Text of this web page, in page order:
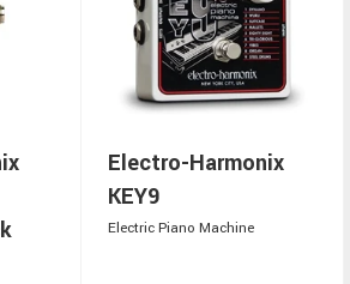
Electro-Harmonix
KEY9
Electric Piano Machine